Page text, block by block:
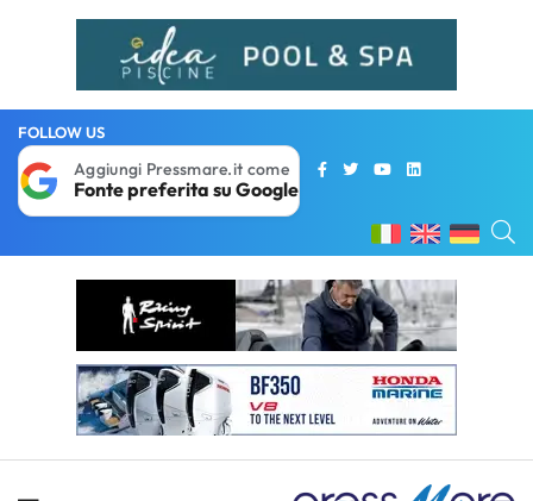
FOLLOW US
Aggiungi Pressmare.it come
Fonte preferita su Google